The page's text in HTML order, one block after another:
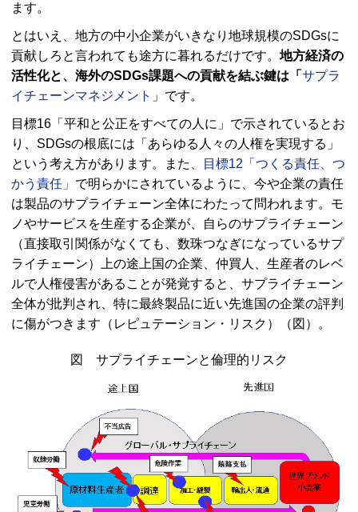
ます。
とはいえ、地方の中小企業がいきなり地球規模のSDGsに
貢献しろと言われても途方に暮れるだけです。 地方経済の
活性化と、海外のSDGs課題への貢献を結ぶ鍵は「 サプラ
イチェーンマネジメント 」です。
目標16「平和と公正をすべての人に」で示されているとお
り、SDGsの根底には「あらゆる人々の人権を実現する」
という考え方があります。また、
目標12「つくる責任、つ
かう責任」 で明らかにされているように、今や企業の責任
は製品のサプライチェーン全体にわたって問われます。モ
ノやサービスを生産する企業が、自らのサプライチェーン
（直接取引関係がなくても、数珠つなぎになっているサプ
ライチェーン）上の途上国の企業、仲買人、生産者のレベ
ルで人権侵害があることが発覚すると、サプライチェーン
全体が批判され、特に最終製品に近い先進国の企業の評判
に傷がつきます（レピュテーション・リスク）（図）。
図 サプライチェーンと倫理的リスク